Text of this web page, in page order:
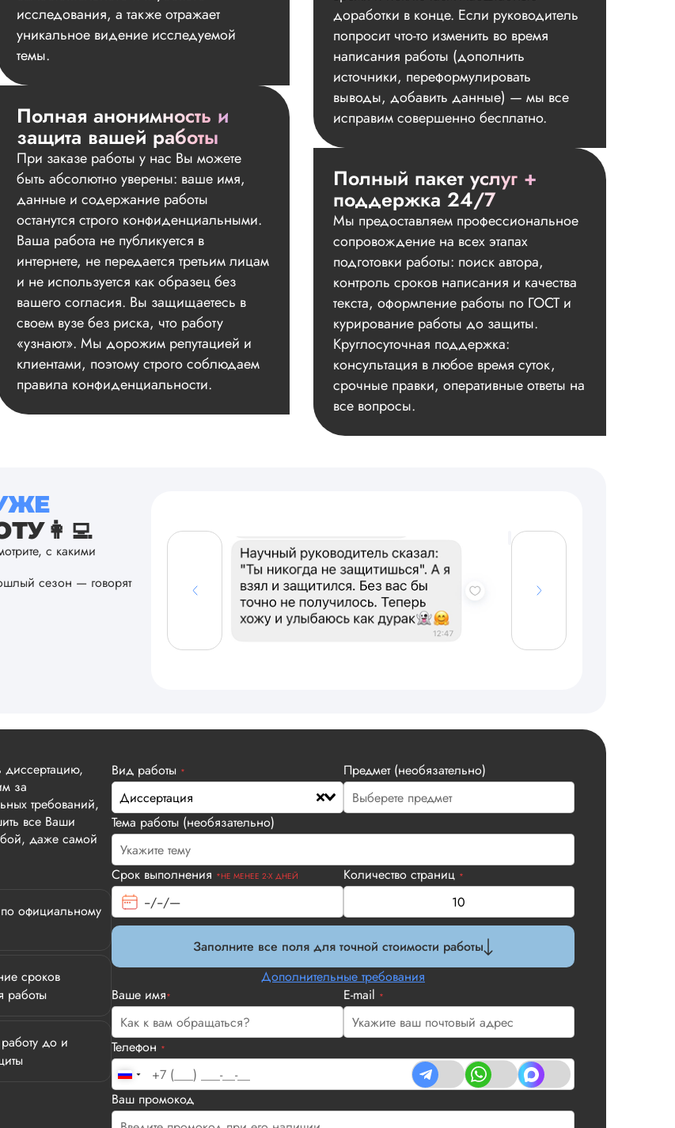
исследования, а также отражает
уникальное видение исследуемой
темы.
Полная анонимность и
защита вашей работы
При заказе работы у нас Вы можете
быть абсолютно уверены: ваше имя,
данные и содержание работы
останутся строго конфиденциальными.
Ваша работа не публикуется в
интернете, не передается третьим лицам
и не используется как образец без
вашего согласия. Вы защищаетесь в
своем вузе без риска, что работу
«узнают». Мы дорожим репутацией и
клиентами, поэтому строго соблюдаем
правила конфиденциальности.
доработки в конце. Если руководитель
попросит что-то изменить во время
написания работы (дополнить
источники, переформулировать
выводы, добавить данные) — мы все
исправим совершенно бесплатно.
Полный пакет услуг +
поддержка 24/7
Мы предоставляем профессиональное
сопровождение на всех этапах
подготовки работы: поиск автора,
контроль сроков написания и качества
текста, оформление работы по ГОСТ и
курирование работы до защиты.
Круглосуточная поддержка:
консультация в любое время суток,
срочные правки, оперативные ответы на
все вопросы.
с какими
сезон — говорят
диссертацию,
за
требований,
все Ваши
даже самой
официальному
сроков
работы
до и
Вид работы *
Диссертация
Предмет (необязательно)
Тема работы (необязательно)
Срок выполнения *НЕ МЕНЕЕ 2-Х ДНЕЙ Количество страниц *
Заполните все поля для точной стоимости работы
Дополнительные требования
Ваше имя* E-mail *
Телефон *
Ваш промокод
Илья П.